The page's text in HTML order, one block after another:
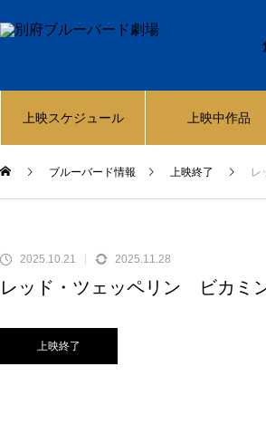
上映スケジュール 上映中作品
ブルーバード情報 上映終了 レ
2025.10.21 2025.11.28
レッド・ツェッペリン ビカミ
上映終了